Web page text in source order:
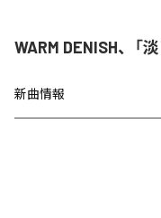
WARM DENISH、「
新曲情報